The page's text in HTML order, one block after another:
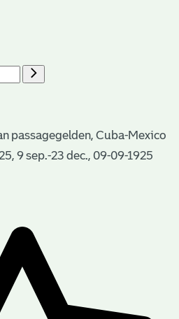
passagegelden, Cuba-Mexico
9 sep.-23 dec., 09-09-1925